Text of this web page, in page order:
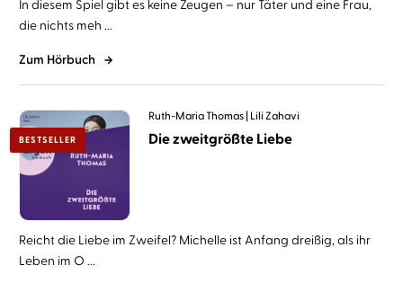
In diesem Spiel gibt es keine Zeugen – nur Täter und eine Frau,
die nichts meh ...
Zum Hörbuch
BESTSELLER
Ruth-Maria Thomas Lili Zahavi
Die zweitgrößte Liebe
Reicht die Liebe im Zweifel? Michelle ist Anfang dreißig, als ihr
Leben im O ...